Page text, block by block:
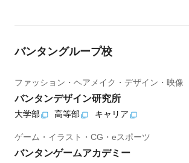
バンタングループ校
ファッション・ヘアメイク・デザイン・映像
バンタンデザイン研究所
大学部 高等部 キャリア
ゲーム・イラスト・CG・eスポーツ
バンタンゲームアカデミー